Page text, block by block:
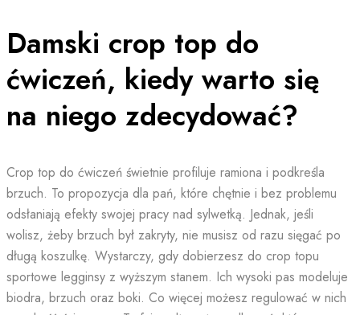
Damski crop top do
ćwiczeń, kiedy warto się
na niego zdecydować?
Crop top do ćwiczeń świetnie profiluje ramiona i podkreśla
brzuch. To propozycja dla pań, które chętnie i bez problemu
odsłaniają efekty swojej pracy nad sylwetką. Jednak, jeśli
wolisz, żeby brzuch był zakryty, nie musisz od razu sięgać po
długą koszulkę. Wystarczy, gdy dobierzesz do crop topu
sportowe legginsy z wyższym stanem. Ich wysoki pas modeluje
biodra, brzuch oraz boki. Co więcej możesz regulować w nich